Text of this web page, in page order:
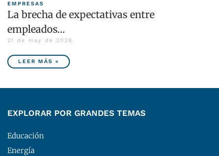
EMPRESAS
La brecha de expectativas entre
empleados…
21 de may de 2026
LEER MÁS »
EXPLORAR POR GRANDES TEMAS
Educación
Energía